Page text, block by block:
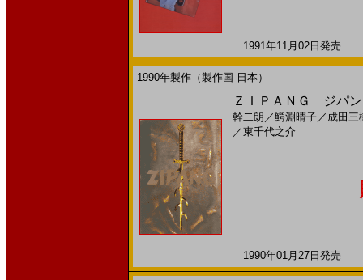
1991年11月02日発売
1990年製作（製作国 日本）
ＺＩＰＡＮＧ ジパ
幹二朗 ／鰐淵晴子／ 成田三
／東千代之介
1990年01月27日発売